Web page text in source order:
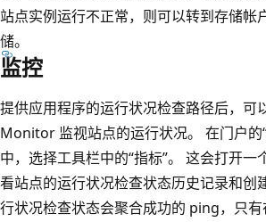
站点实例运行不正常，则可以转到存储帐
储。
监控
提供应用程序的运行状况检查路径后，可
Monitor 监视站点的运行状况。 在门户的
中，选择工具栏中的“指标”。 这会打开一
看站点的运行状况检查状态历史记录和创
行状况检查状态会聚合成功的 ping，只